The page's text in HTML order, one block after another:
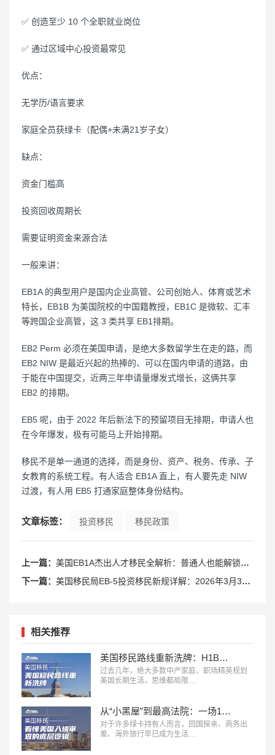
✅ 创造至少 10 个全职就业岗位
✅ 通过区域中心投资最常见
优点：
无学历/语言要求
家庭全员获绿卡（配偶+未满21岁子女）
缺点：
资金门槛高
投资回收周期长
需要证明资金来源合法
一般来讲：
EB1A 的典型用户是国内企业高管、公司创始人、体育或艺术
特长，EB1B 为美国院校的中国籍教授，EB1C 是微软、汇丰
等跨国企业高管，这 3 类共享 EB1排期。
EB2 Perm 必须在美国申请，是绝大多数留学生在走的路，而
EB2 NIW 是最近兴起的热捧的、可以在国内申请的道路，由
于能在中国提交，近两三年申请量爆发式增长，这俩共享
EB2 的排期。
EB5 呢，由于 2022 年后新法下的预留项目无排期，申请人也
在今年爆发，极有可能马上开始排期。
移民不是单一通道的选择，而是身份、资产、税务、传承、子
女教育的系统工程。有人适合 EB1A 直上，有人要先走 NIW
过渡，有人用 EB5 打通家庭整体身份结构。
文章标签： 投资移民 移民政策
上一篇： 美国EB1A杰出人才移民全解析：普通人也能解锁的绿卡捷径
下一篇： 美国移民局EB-5投资移民新规详解：2026年3月30日正式实施
相关推荐
美国移民路线重新洗牌：H1B、L1、O1、EB1A、NIW、J2，哪条更适合你？
过去几年，绝大多数中产家庭、职场精英规划
美国长期生活，思维都局限…
从“小黑屋”到最高法院：一场14年诉讼，看懂美国入境审查的底层逻辑
对于许多绿卡持有人而言，回国探亲、商务出
差、海外旅行早已成为生活…